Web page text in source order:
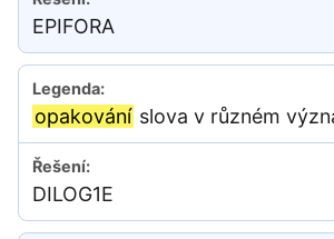
EPIFORA
opakování slova v různém
DILOG1E